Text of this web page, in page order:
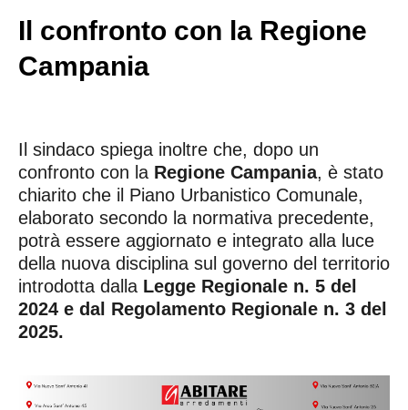
Il confronto con la Regione
Campania
Il sindaco spiega inoltre che, dopo un
confronto con la Regione Campania, è stato
chiarito che il Piano Urbanistico Comunale,
elaborato secondo la normativa precedente,
potrà essere aggiornato e integrato alla luce
della nuova disciplina sul governo del territorio
introdotta dalla Legge Regionale n. 5 del
2024 e dal Regolamento Regionale n. 3 del
2025.